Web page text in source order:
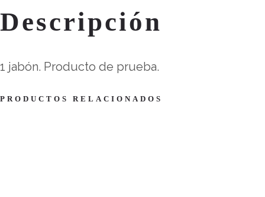
Descripción
1 jabón. Producto de prueba.
PRODUCTOS RELACIONADOS